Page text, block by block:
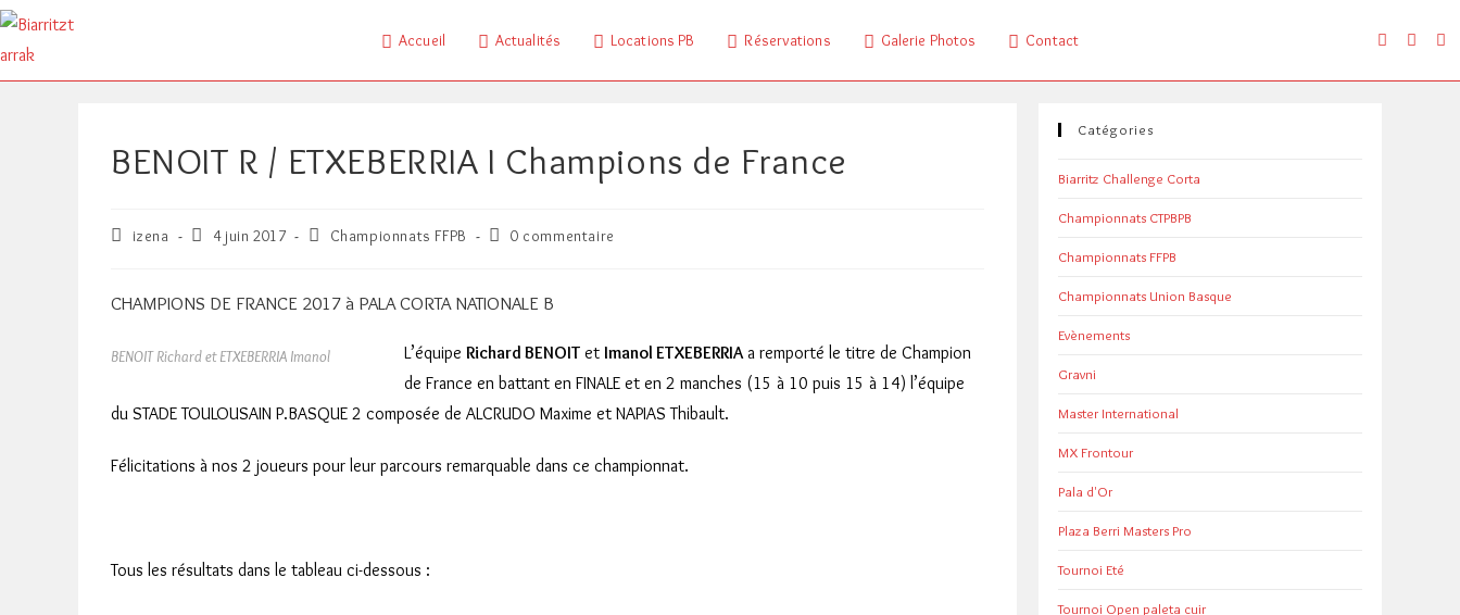
Skip
content
Accueil Actualités Locations PB Réservations Galerie Photos Contact
BENOIT R / ETXEBERRIA I Champions de France
Auteur/autrice
publication :
izena
Publication
4 juin 2017
PostChampionnats FFPB
Commentaires
publication :
0 commentaire
CHAMPIONS DE FRANCE 2017 à PALA CORTA NATIONALE B
BENOIT Richard et ETXEBERRIA Imanol L’équipe Richard BENOIT et Imanol ETXEBERRIAa remporté le titre de Champion
de France en battant en FINALE et en 2 manches (15 à 10 puis 15 à 14) l’équipe
du STADE TOULOUSAIN P.BASQUE 2 composée de ALCRUDO Maxime et NAPIAS Thibault.
Félicitations à nos 2 joueurs pour leur parcours remarquable dans ce championnat.
Tous les résultats dans le tableau ci-dessous :
Catégories
Biarritz Challenge Corta
Championnats CTPBPB
Championnats FFPB
Championnats Union Basque
Evènements
Gravni
Master International
MX Frontour
Pala d'Or
Plaza Berri Masters Pro
Tournoi Eté
Tournoi Open paleta cuir